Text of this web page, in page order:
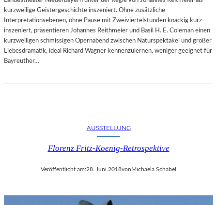
kurzweilige Geistergeschichte inszeniert. Ohne zusätzliche
Interpretationsebenen, ohne Pause mit Zweiviertelstunden knackig kurz
inszeniert, präsentieren Johannes Reithmeier und Basil H. E. Coleman einen
kurzweiligen schmissigen Opernabend zwischen Naturspektakel und großer
Liebesdramatik, ideal Richard Wagner kennenzulernen, weniger geeignet für
Bayreuther…
AUSSTELLUNG
Florenz Fritz-Koenig-Retrospektive
Veröffentlicht am:28. Juni 2018von Michaela Schabel